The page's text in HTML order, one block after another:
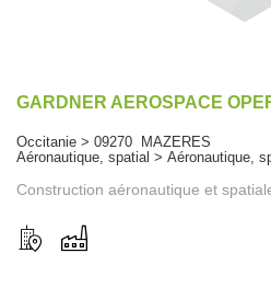
GARDNER AEROSPACE
Occitanie > 09270 MAZERES
Aéronautique, spatial > Aéronautique,
Construction aéronautique et